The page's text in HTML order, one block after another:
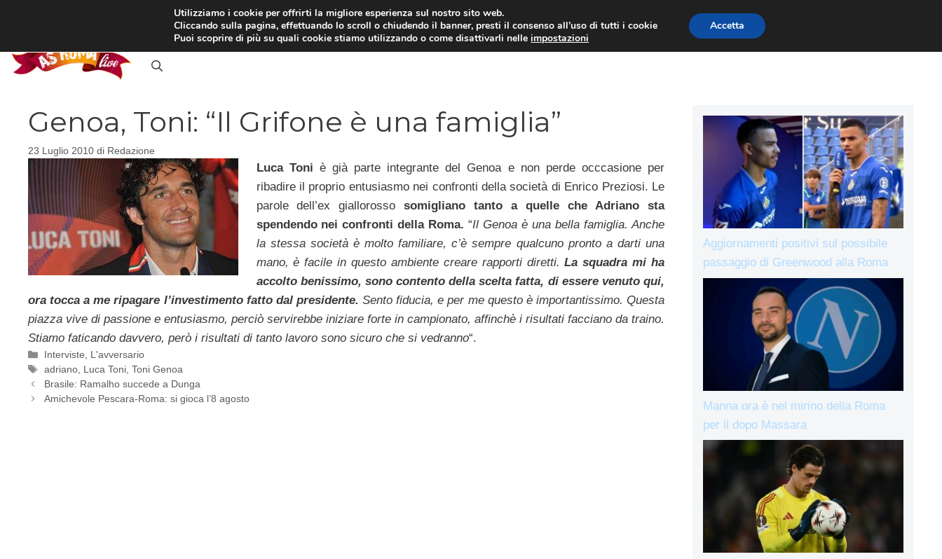
RASSEGNA STAMPA INTERVISTE CALCIOMERCATO CAMPIONATO SERIE A L’AVVERSARIO
Genoa, Toni: “Il Grifone è una famiglia”
23 Luglio 2010 di Redazione
Luca Toni è già parte integrante del Genoa e non perde occcasione per
ribadire il proprio entusiasmo nei confronti della società di Enrico Preziosi. Le
parole dell’ex giallorossosomigliano tanto a quelle che Adriano sta
spendendo nei confronti della Roma. “Il Genoa è una bella famiglia. Anche
la stessa società è molto familiare, c’è sempre qualcuno pronto a darti una
mano, è facile in questo ambiente creare rapporti diretti. La squadra mi ha
accolto benissimo, sono contento della scelta fatta, di essere venuto qui,
ora tocca a me ripagare l’investimento fatto dal presidente.Sento fiducia, e per me questo è importantissimo. Questa
piazza vive di passione e entusiasmo, perciò servirebbe iniziare forte in campionato, affinchè i risultati facciano da traino.
Stiamo faticando davvero, però i risultati di tanto lavoro sono sicuro che si vedranno“.
Categorie
Interviste, L'avversario
Tag
adriano, Luca Toni,Toni Genoa
Brasile: Ramalho succede a Dunga
Amichevole Pescara-Roma: si gioca l’8 agosto
Aggiornamenti positivi sul possibile
passaggio di Greenwood alla Roma
Manna ora è nel mirino della Roma
per il dopo Massara
Utilizziamo i cookie per offrirti la migliore esperienza sul nostro sito web.
Cliccando sulla pagina, effettuando lo scroll o chiudendo il banner, presti il consenso all’uso di tutti i cookie
Puoi scoprire di più su quali cookie stiamo utilizzando o come disattivarli nelleimpostazioni
Accetta